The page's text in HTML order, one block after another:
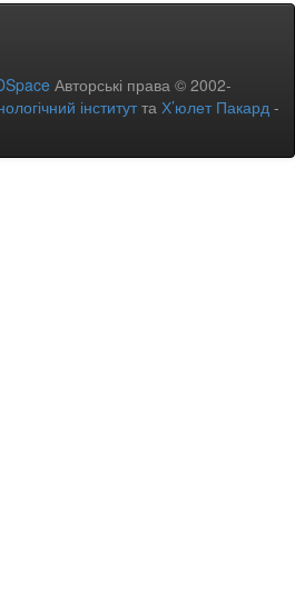
Авторські права © 2002-
інститутта Х’юлет Пакард -